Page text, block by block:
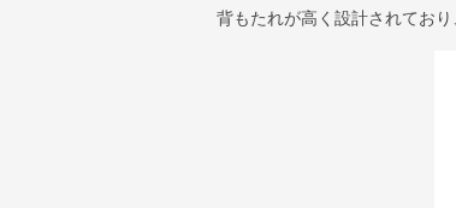
背もたれが高く設計されてお